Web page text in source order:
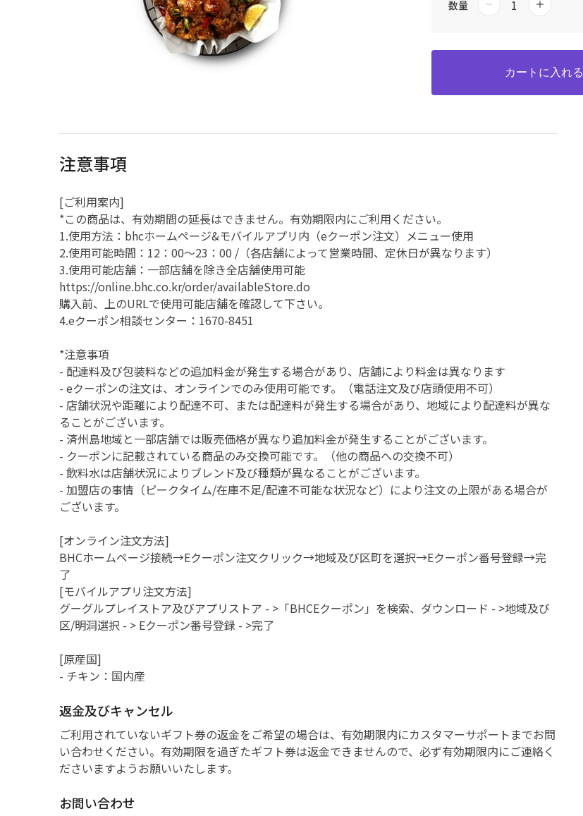
数量
カートに入れる
注意事項
[ご利用案内]
*この商品は、有効期間の延長はできません。有効期限内にご利用ください。
1.使用方法：bhcホームページ&モバイルアプリ内（eクーポン注文）メニュー使用
2.使用可能時間：12：00〜23：00 /（各店舗によって営業時間、定休日が異なります）
3.使用可能店舗：一部店舗を除き全店舗使用可能
https://online.bhc.co.kr/order/availableStore.do
購入前、上のURLで使用可能店舗を確認して下さい。
4.eクーポン相談センター：1670-8451
*注意事項
- 配達料及び包装料などの追加料金が発生する場合があり、店舗により料金は異なります
- eクーポンの注文は、オンラインでのみ使用可能です。（電話注文及び店頭使用不可）
- 店舗状況や距離により配達不可、または配達料が発生する場合があり、地域により配達料が異な
ることがございます。
- 済州島地域と一部店舗では販売価格が異なり追加料金が発生することがございます。
- クーポンに記載されている商品のみ交換可能です。（他の商品への交換不可）
- 飲料水は店舗状況によりブレンド及び種類が異なることがございます。
- 加盟店の事情（ピークタイム/在庫不足/配達不可能な状況など）により注文の上限がある場合が
ございます。
[オンライン注文方法]
BHCホームページ接続→Eクーポン注文クリック→地域及び区町を選択→Eクーポン番号登録→完
了
[モバイルアプリ注文方法]
グーグルプレイストア及びアプリストア - >「BHCEクーポン」を検索、ダウンロード - >地域及び
区/明洞選択 - > Eクーポン番号登録 - >完了
[原産国]
- チキン：国内産
返金及びキャンセル
ご利用されていないギフト券の返金をご希望の場合は、有効期限内にカスタマーサポートまでお問
い合わせください。有効期限を過ぎたギフト券は返金できませんので、必ず有効期限内にご連絡く
ださいますようお願いいたします。
お問い合わせ